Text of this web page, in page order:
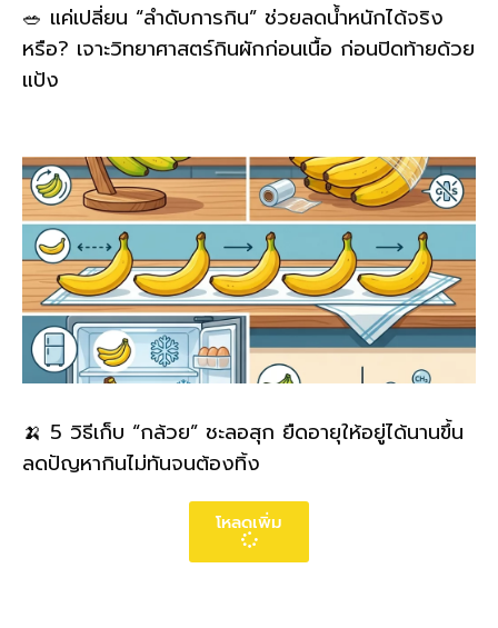
🥗 แค่เปลี่ยน “ลำดับการกิน” ช่วยลดน้ำหนักได้จริง
หรือ? เจาะวิทยาศาสตร์กินผักก่อนเนื้อ ก่อนปิดท้ายด้วย
แป้ง
🍌 5 วิธีเก็บ “กล้วย” ชะลอสุก ยืดอายุให้อยู่ได้นานขึ้น
ลดปัญหากินไม่ทันจนต้องทิ้ง
โหลดเพิ่ม